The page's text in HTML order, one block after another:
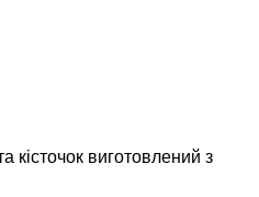
кісточок виготовлений з